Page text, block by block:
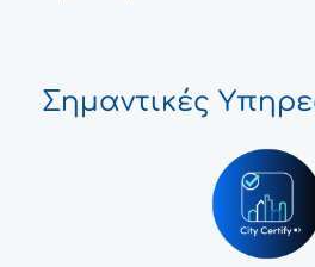
Σημαντικές